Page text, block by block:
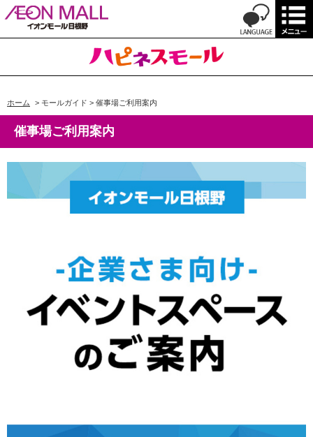
ホーム > モールガイド > 催事場ご利用案内
催事場ご利用案内